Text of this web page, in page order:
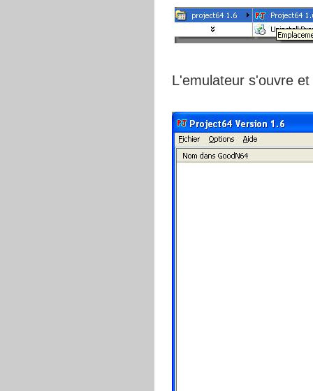
L'emulateur s'ouvre